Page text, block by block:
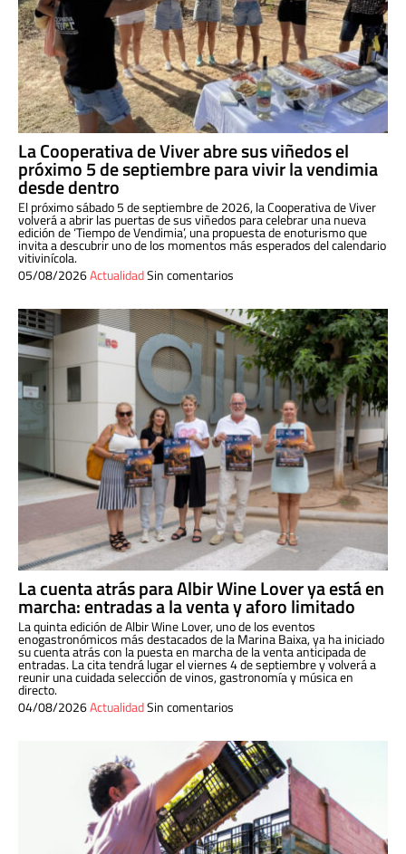
La Cooperativa de Viver abre sus viñedos el
próximo 5 de septiembre para vivir la vendimia
desde dentro
El próximo sábado 5 de septiembre de 2026, la Cooperativa de Viver
volverá a abrir las puertas de sus viñedos para celebrar una nueva
edición de ‘Tiempo de Vendimia’, una propuesta de enoturismo que
invita a descubrir uno de los momentos más esperados del calendario
vitivinícola.
05/08/2026ActualidadSin comentarios
La cuenta atrás para Albir Wine Lover ya está en
marcha: entradas a la venta y aforo limitado
La quinta edición de Albir Wine Lover, uno de los eventos
enogastronómicos más destacados de la Marina Baixa, ya ha iniciado
su cuenta atrás con la puesta en marcha de la venta anticipada de
entradas. La cita tendrá lugar el viernes 4 de septiembre y volverá a
reunir una cuidada selección de vinos, gastronomía y música en
directo.
04/08/2026ActualidadSin comentarios